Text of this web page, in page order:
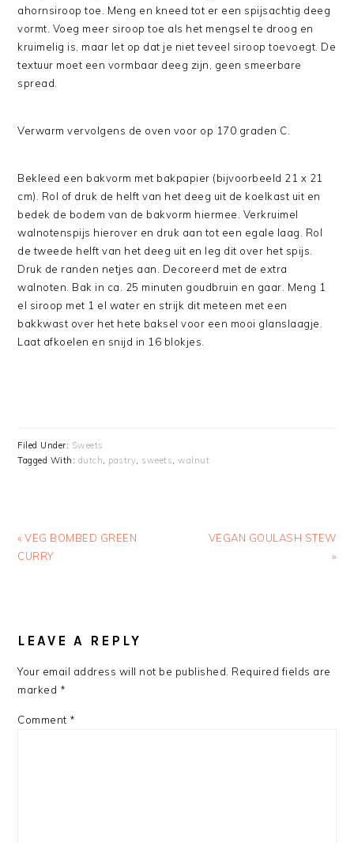
ahornsiroop toe. Meng en kneed tot er een spijsachtig deeg
vormt. Voeg meer siroop toe als het mengsel te droog en
kruimelig is, maar let op dat je niet teveel siroop toevoegt. De
textuur moet een vormbaar deeg zijn, geen smeerbare
spread.
Verwarm vervolgens de oven voor op 170 graden C.
Bekleed een bakvorm met bakpapier (bijvoorbeeld 21 x 21
cm). Rol of druk de helft van het deeg uit de koelkast uit en
bedek de bodem van de bakvorm hiermee. Verkruimel
walnotenspijs hierover en druk aan tot een egale laag. Rol
de tweede helft van het deeg uit en leg dit over het spijs.
Druk de randen netjes aan. Decoreerd met de extra
walnoten. Bak in ca. 25 minuten goudbruin en gaar. Meng 1
el siroop met 1 el water en strijk dit meteen met een
bakkwast over het hete baksel voor een mooi glanslaagje.
Laat afkoelen en snijd in 16 blokjes.
Filed Under: Sweets
Tagged With: dutch, pastry, sweets,walnut
Previous
Post:
« VEG BOMBED GREEN
CURRY
Next
VEGAN GOULASH STEW
»
INTERACTIONS
LEAVE A REPLY
Your email address will not be published. Required fields are
marked *
Comment *